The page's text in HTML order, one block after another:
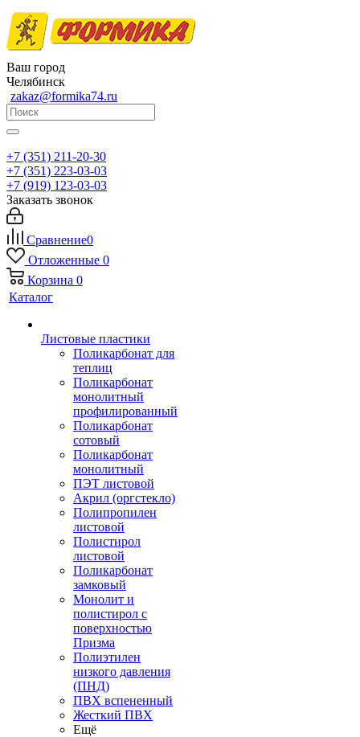
Ваш город
Челябинск
zakaz@formika74.ru
+7 (351) 211-20-30
+7 (351) 223-03-03
+7 (919) 123-03-03
Заказать звонок
Сравнение0
Отложенные 0
Корзина 0
Каталог
Листовые пластики
Поликарбонат для
теплиц
Поликарбонат
монолитный
профилированный
Поликарбонат
сотовый
Поликарбонат
монолитный
ПЭТ листовой
Акрил (оргстекло)
Полипропилен
листовой
Полистирол
листовой
Поликарбонат
замковый
Монолит и
полистирол с
поверхностью
Призма
Полиэтилен
низкого давления
(ПНД)
ПВХ вспененный
Жесткий ПВХ
Ещё